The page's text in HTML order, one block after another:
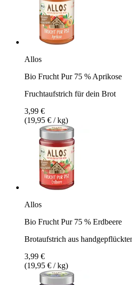
Allos
Bio Frucht Pur 75 % Aprikose
Fruchtaufstrich für dein Brot
3,99 €
(19,95 € / kg)
Allos
Bio Frucht Pur 75 % Erdbeere
Brotaufstrich aus
3,99 €
(19,95 € / kg)